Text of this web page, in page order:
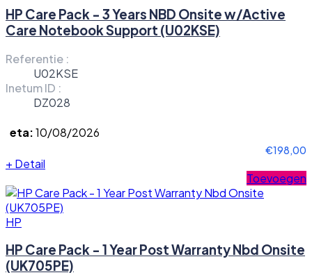
HP Care Pack - 3 Years NBD Onsite w/Active
Care Notebook Support (U02KSE)
Referentie :
U02KSE
Inetum ID :
DZ028
eta:10/08/2026
€198,00
+ Detail
Toevoegen
HP
HP Care Pack - 1 Year Post Warranty Nbd Onsite
(UK705PE)